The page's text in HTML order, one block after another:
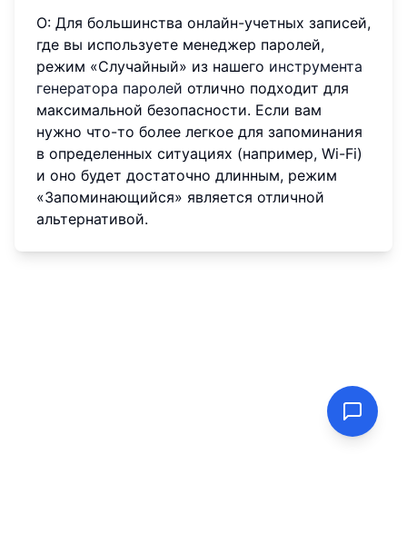
О: Для большинства онлайн-учетных записей,
где вы используете менеджер паролей,
режим «Случайный» из нашего инструмента
генератора паролей отлично подходит для
максимальной безопасности. Если вам
нужно что-то более легкое для запоминания
в определенных ситуациях (например, Wi-Fi)
и оно будет достаточно длинным, режим
«Запоминающийся» является отличной
альтернативой.